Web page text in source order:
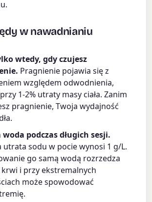
w nawadnianiu
wtedy, gdy czujesz
Pragnienie pojawia się z
względem odwodnienia,
1-2% utraty masy ciała. Zanim
pragnienie, Twoja wydajność
woda podczas długich sesji.
utrata sodu w pocie wynosi 1 g/L.
go samą wodą rozrzedza
i przy ekstremalnych
może spowodować